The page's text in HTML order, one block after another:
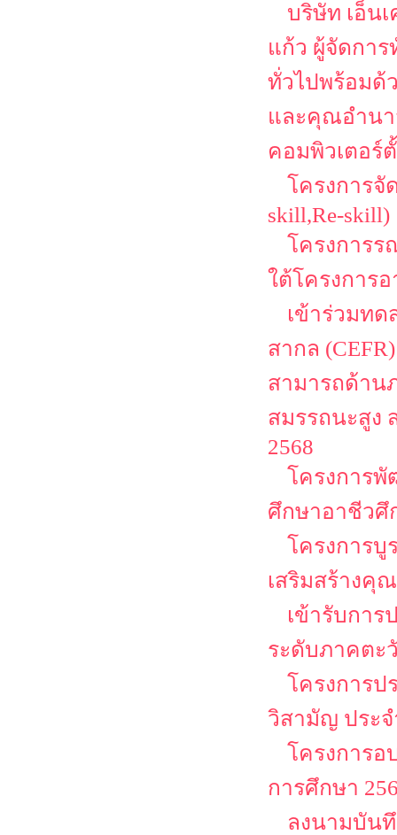
บริษัท เอ็น
แก้ว ผู้จัดกา
ทั่วไปพร้อมด้
และคุณอำนา
คอมพิวเตอร์
โครงการจั
skill,Re-skill)
โครงการ
ใต้โครงการ
เข้าร่วมท
สากล
สามารถด้าน
สมรรถนะสูง
2568
โครงการพั
ศึกษาอาชีวศึ
โครงการ
เสริมสร้างคุ
เข้ารับการ
ระดับภาคตะ
โครงการป
วิสามัญ ประจ
โครงการอ
การศึกษา
ลงนามบัน